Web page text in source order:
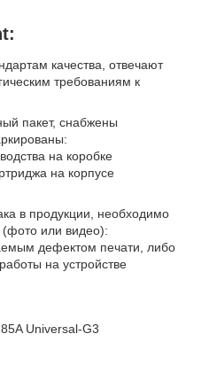
качества, отвечают
требованиям к
пакет, снабжены
на коробке
на корпусе
в продукции, необходимо
или видео):
дефектом печати, либо
на устройстве
Universal-G3